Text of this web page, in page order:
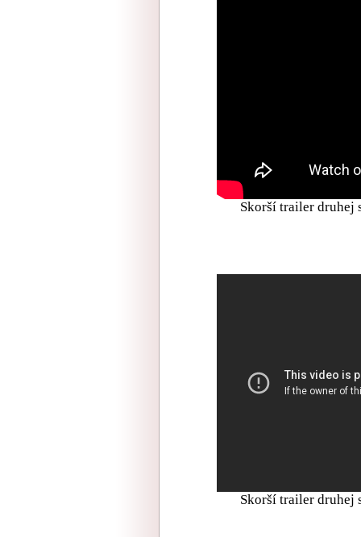
Skorší trailer druhej
Skorší trailer druhej